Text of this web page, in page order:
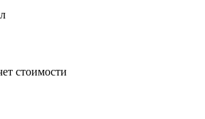
стоимости